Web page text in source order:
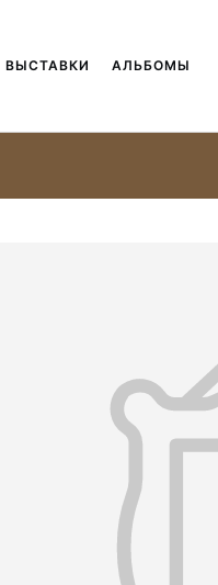
ВЫСТАВКИ АЛЬБОМЫ